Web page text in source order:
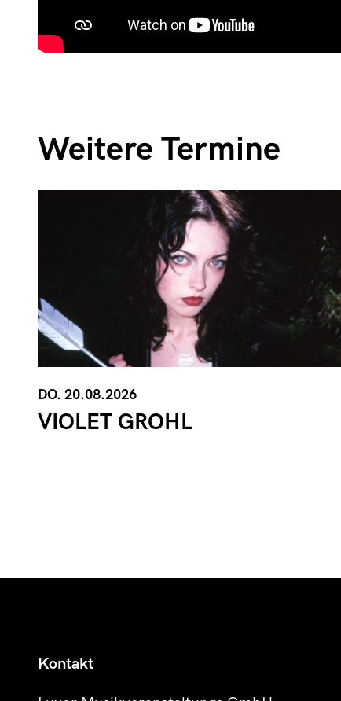
Weitere Termine
DO. 20.08.2026
VIOLET GROHL
Kontakt